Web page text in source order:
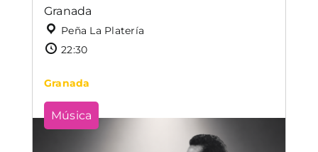
Granada
Peña La Platería
22:30
Granada
Música